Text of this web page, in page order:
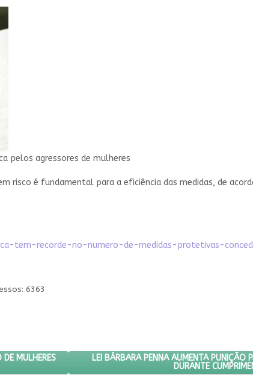
pelos agressores de mulheres
risco é fundamental para a eficiência das medidas, de
tem-recorde-no-numero-de-medidas-protetivas-
6363
PROTEÇÃO DE MULHERES VÍTIMAS DE VIOLÊNCIA NO DF
MULHERES
PRÓXIMO ARTIGO: LEI BÁRBARA PENNA
LEI BÁRBARA PENNA AUMENTA PUNIÇÃO
DURANTE